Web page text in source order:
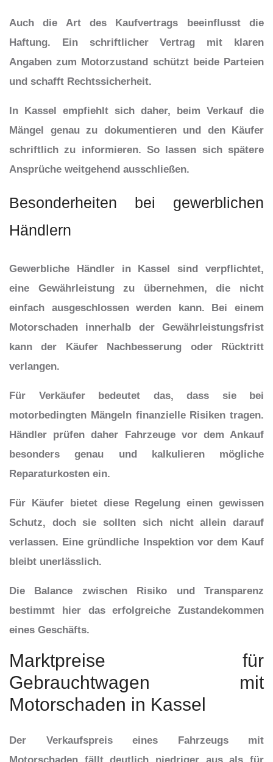
Auch die Art des Kaufvertrags beeinflusst die
Haftung. Ein schriftlicher Vertrag mit klaren
Angaben zum Motorzustand schützt beide Parteien
und schafft Rechtssicherheit.
In Kassel empfiehlt sich daher, beim Verkauf die
Mängel genau zu dokumentieren und den Käufer
schriftlich zu informieren. So lassen sich spätere
Ansprüche weitgehend ausschließen.
Besonderheiten bei gewerblichen
Händlern
Gewerbliche Händler in Kassel sind verpflichtet,
eine Gewährleistung zu übernehmen, die nicht
einfach ausgeschlossen werden kann. Bei einem
Motorschaden innerhalb der Gewährleistungsfrist
kann der Käufer Nachbesserung oder Rücktritt
verlangen.
Für Verkäufer bedeutet das, dass sie bei
motorbedingten Mängeln finanzielle Risiken tragen.
Händler prüfen daher Fahrzeuge vor dem Ankauf
besonders genau und kalkulieren mögliche
Reparaturkosten ein.
Für Käufer bietet diese Regelung einen gewissen
Schutz, doch sie sollten sich nicht allein darauf
verlassen. Eine gründliche Inspektion vor dem Kauf
bleibt unerlässlich.
Die Balance zwischen Risiko und Transparenz
bestimmt hier das erfolgreiche Zustandekommen
eines Geschäfts.
Marktpreise für
Gebrauchtwagen mit
Motorschaden in Kassel
Der Verkaufspreis eines Fahrzeugs mit